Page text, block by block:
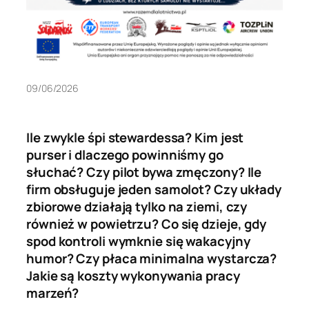
09/06/2026
Ile zwykle śpi stewardessa? Kim jest
purser i dlaczego powinniśmy go
słuchać? Czy pilot bywa zmęczony? Ile
firm obsługuje jeden samolot? Czy układy
zbiorowe działają tylko na ziemi, czy
również w powietrzu? Co się dzieje, gdy
spod kontroli wymknie się wakacyjny
humor? Czy płaca minimalna wystarcza?
Jakie są koszty wykonywania pracy
marzeń?